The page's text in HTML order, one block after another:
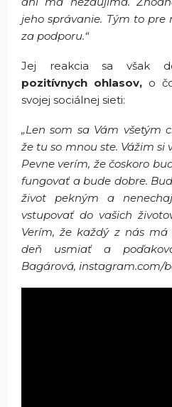
jeho správanie. Tým to pre
za podporu.“
Jej reakcia sa však
pozitívnych ohlasov,o
svojej sociálnej sieti:
„Len som sa Vám všetým
že tu so mnou ste. Vážim si
Pevne verím, že čoskoro
fungovať a bude dobre.
život pekným a
vstupovať do vašich
Verím, že každý z nás
deň usmiať a
Bagárová, instagram.com/